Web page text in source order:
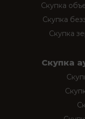
Скупка
Скупка
Скупка
Скупка